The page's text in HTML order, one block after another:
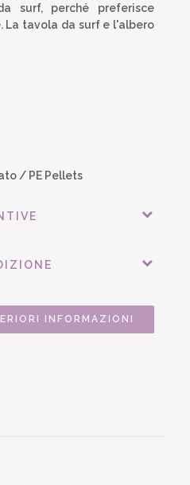
surf, perché preferisce
La tavola da surf e l'albero
/ PE Pellets
INFORMAZIONI